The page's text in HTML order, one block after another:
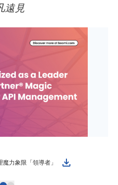
遠見
力象限「領導者」